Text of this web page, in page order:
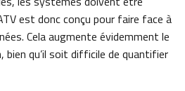
est donc conçu pour faire face à
Cela augmente évidemment le
bien qu’il soit difficile de quantifier